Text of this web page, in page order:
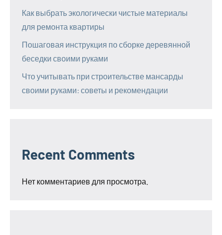
Как выбрать экологически чистые материалы
для ремонта квартиры
Пошаговая инструкция по сборке деревянной
беседки своими руками
Что учитывать при строительстве мансарды
своими руками: советы и рекомендации
Recent Comments
Нет комментариев для просмотра.